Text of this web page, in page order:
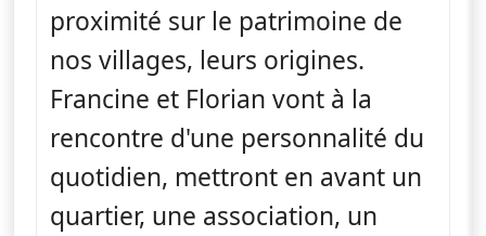
proximité sur le patrimoine de
nos villages, leurs origines.
Francine et Florian vont à la
rencontre d'une personnalité du
quotidien, mettront en avant un
quartier, une association, un